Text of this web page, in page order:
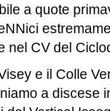
a quote
nel CV del
e il Colle
a discese